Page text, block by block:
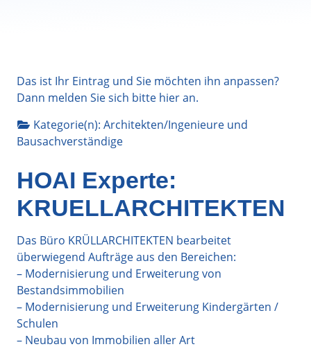
Das ist Ihr Eintrag und Sie möchten ihn anpassen?
Dann melden Sie sich bitte hieran.
Kategorie(n): Architekten/Ingenieure und
Bausachverständige
HOAI Experte:
KRUELLARCHITEKTEN
Das Büro KRÜLLARCHITEKTEN bearbeitet
überwiegend Aufträge aus den Bereichen:
– Modernisierung und Erweiterung von
Bestandsimmobilien
– Modernisierung und Erweiterung Kindergärten /
Schulen
– Neubau von Immobilien aller Art